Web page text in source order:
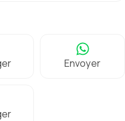
Envoyer